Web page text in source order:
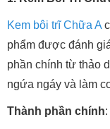
Kem bôi trĩ Chữa A
phẩm được đánh
phần chính từ thảo
ngứa ngáy và làm
Thành phần chính: